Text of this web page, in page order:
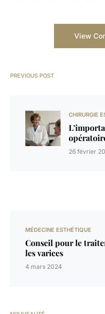
View
PREVIOUS POST
CHIRURGIE
26 février
MÉDECINE ESTHÉTIQUE
Conseil pour le
les varices
4 mars 2024